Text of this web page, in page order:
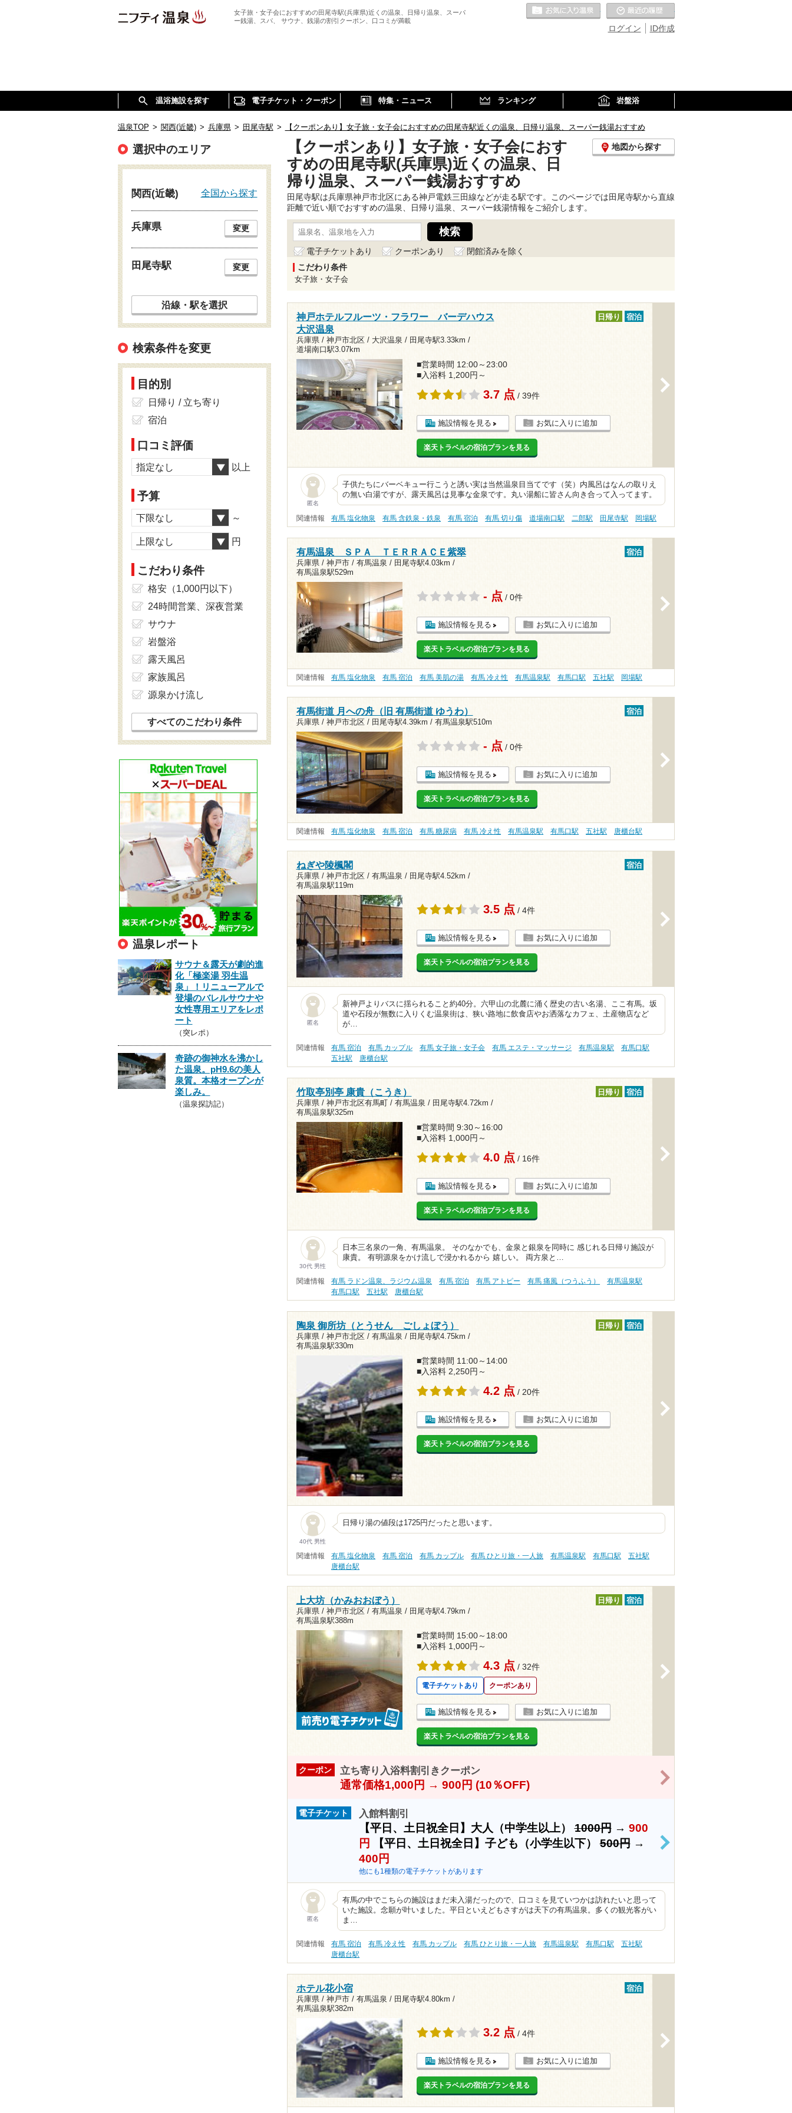
女子旅・女子会におすすめの田尾寺駅(兵庫県)近くの温泉、日帰り温泉、スーパ
ー銭湯、スパ、 サウナ、銭湯の割引クーポン、口コミが満載
ID作成
ログイン
お気に入りの温泉
温浴施設を探す 電子チケット・クーポン 特集・ニュース ランキング 岩盤浴
温泉TOP > 関西(近畿) > 兵庫県 > 田尾寺駅 > 【クーポンあり】女子旅・女子会におすすめの田尾寺駅近くの温泉、日帰り温泉、スーパー銭湯おすすめ
【クーポンあり】女子旅・女子会におす
すめの田尾寺駅(兵庫県)近くの温泉、日
帰り温泉、スーパー銭湯おすすめ
地図から探す
田尾寺駅は兵庫県神戸市北区にある神戸電鉄三田線などが走る駅です。このページでは田尾寺駅から直線
距離で近い順でおすすめの温泉、日帰り温泉、スーパー銭湯情報をご紹介します。
電子チケットあり クーポンあり
閉館済みを除く
こだわり条件
女子旅・女子会
神戸ホテルフルーツ・フラワー バーデハウス
大沢温泉
兵庫県 / 神戸市北区 / 大沢温泉 / 田尾寺駅3.33km /
道場南口駅3.07km
日帰り 宿泊
■営業時間 12:00～23:00
■入浴料 1,200円～
3.7 点 / 39件
施設情報を見る お気に入りに追加
楽天トラベルの宿泊プランを見る
匿名
子供たちにバーベキュー行こうと誘い実は当然温泉目当てです（笑）内風呂はなんの取りえ
の無い白湯ですが、露天風呂は見事な金泉です。丸い湯船に皆さん向き合って入ってます。
関連情報 有馬 塩化物泉 有馬 含鉄泉・鉄泉 有馬 宿泊 有馬 切り傷 道場南口駅 二郎駅 田尾寺駅 岡場駅
有馬温泉 ＳＰＡ ＴＥＲＲＡＣＥ紫翠
兵庫県 / 神戸市 / 有馬温泉 / 田尾寺駅4.03km /
有馬温泉駅529m
宿泊
- 点 / 0件
施設情報を見る お気に入りに追加
楽天トラベルの宿泊プランを見る
関連情報 有馬 塩化物泉 有馬 宿泊 有馬 美肌の湯 有馬 冷え性 有馬温泉駅 有馬口駅 五社駅 岡場駅
有馬街道 月への舟（旧 有馬街道 ゆうわ）
兵庫県 / 神戸市北区 / 田尾寺駅4.39km / 有馬温泉駅510m
宿泊
- 点 / 0件
施設情報を見る お気に入りに追加
楽天トラベルの宿泊プランを見る
関連情報 有馬 塩化物泉 有馬 宿泊 有馬 糖尿病 有馬 冷え性 有馬温泉駅 有馬口駅 五社駅 唐櫃台駅
ねぎや陵楓閣
兵庫県 / 神戸市北区 / 有馬温泉 / 田尾寺駅4.52km /
有馬温泉駅119m
宿泊
3.5 点 / 4件
施設情報を見る お気に入りに追加
楽天トラベルの宿泊プランを見る
匿名
新神戸よりバスに揺られること約40分。六甲山の北麓に涌く歴史の古い名湯、ここ有馬。坂
道や石段が無数に入りくむ温泉街は、狭い路地に飲食店やお洒落なカフェ、土産物店など
が…
関連情報 有馬 宿泊 有馬 カップル 有馬 女子旅・女子会 有馬 エステ・マッサージ 有馬温泉駅
有馬口駅
五社駅
唐櫃台駅
竹取亭別亭 康貴（こうき）
兵庫県 / 神戸市北区有馬町 / 有馬温泉 / 田尾寺駅4.72km /
有馬温泉駅325m
日帰り 宿泊
■営業時間 9:30～16:00
■入浴料 1,000円～
4.0 点 / 16件
施設情報を見る お気に入りに追加
楽天トラベルの宿泊プランを見る
30代 男性
日本三名泉の一角、有馬温泉。 そのなかでも、金泉と銀泉を同時に 感じれる日帰り施設が
康貴。 有明源泉をかけ流しで浸かれるから 嬉しい。 両方泉と…
関連情報 有馬 ラドン温泉、ラジウム温泉 有馬 宿泊 有馬 アトピー 有馬 痛風（つうふう）
有馬温泉駅
有馬口駅
五社駅 唐櫃台駅
陶泉 御所坊（とうせん ごしょぼう）
兵庫県 / 神戸市北区 / 有馬温泉 / 田尾寺駅4.75km /
有馬温泉駅330m
日帰り 宿泊
■営業時間 11:00～14:00
■入浴料 2,250円～
4.2 点 / 20件
施設情報を見る お気に入りに追加
楽天トラベルの宿泊プランを見る
40代 男性
日帰り湯の値段は1725円だったと思います。
関連情報 有馬 塩化物泉 有馬 宿泊 有馬 カップル 有馬 ひとり旅・一人旅 有馬温泉駅 有馬口駅
五社駅
唐櫃台駅
上大坊（かみおおぼう）
兵庫県 / 神戸市北区 / 有馬温泉 / 田尾寺駅4.79km /
有馬温泉駅388m
日帰り 宿泊
■営業時間 15:00～18:00
■入浴料 1,000円～
4.3 点 / 32件
電子チケットあり クーポンあり
施設情報を見る お気に入りに追加
楽天トラベルの宿泊プランを見る
クーポン 立ち寄り入浴料割引きクーポン
通常価格1,000円 → 900円 (10％OFF)
電子チケット 入館料割引
【平日、土日祝全日】大人（中学生以上）1000円→ 900
円
【平日、土日祝全日】子ども（小学生以下）500円→
400円
他にも1種類の電子チケットがあります
>
匿名
有馬の中でこちらの施設はまだ未入湯だったので、口コミを見ていつかは訪れたいと思って
いた施設。念願が叶いました。平日といえどもさすがは天下の有馬温泉。多くの観光客がい
ま…
関連情報 有馬 宿泊 有馬 冷え性 有馬 カップル 有馬 ひとり旅・一人旅 有馬温泉駅 有馬口駅
五社駅
唐櫃台駅
ホテル花小宿
兵庫県 / 神戸市 / 有馬温泉 / 田尾寺駅4.80km /
有馬温泉駅382m
宿泊
3.2 点 / 4件
施設情報を見る お気に入りに追加
楽天トラベルの宿泊プランを見る
選択中のエリア
関西(近畿) 全国から探す
兵庫県 変更
田尾寺駅 変更
沿線・駅を選択
検索条件を変更
目的別
日帰り / 立ち寄り
宿泊
口コミ評価
指定なし 以上
予算
下限なし ～
上限なし 円
こだわり条件
格安（1,000円以下）
24時間営業、深夜営業
サウナ
岩盤浴
露天風呂
家族風呂
源泉かけ流し
すべてのこだわり条件
温泉レポート
サウナ＆露天が劇的進
化「極楽湯 羽生温
泉」！リニューアルで
登場のバレルサウナや
女性専用エリアをレポ
ート
（突レポ）
奇跡の御神水を沸かし
た温泉。pH9.6の美人
泉質。本格オープンが
楽しみ。
（温泉探訪記）